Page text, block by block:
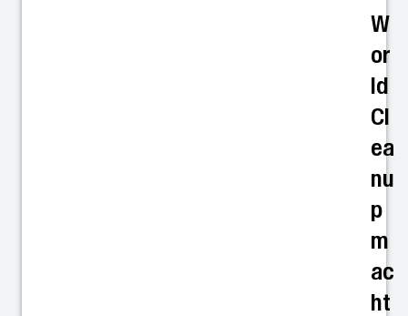
W
or
ld
Cl
ea
nu
p
m
ac
ht